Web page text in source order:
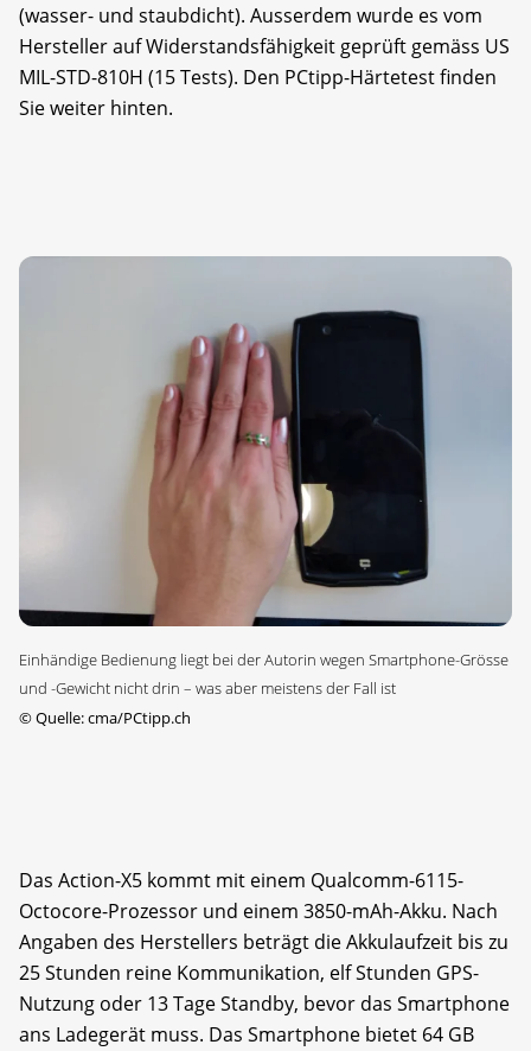
(wasser- und staubdicht). Ausserdem wurde es vom
Hersteller auf Widerstandsfähigkeit geprüft gemäss US
MIL-STD-810H (15 Tests). Den PCtipp-Härtetest finden
Sie weiter hinten.
Einhändige Bedienung liegt bei der Autorin wegen Smartphone-Grösse
und -Gewicht nicht drin – was aber meistens der Fall ist
©Quelle: cma/PCtipp.ch
Das Action-X5 kommt mit einem Qualcomm-6115-
Octocore-Prozessor und einem 3850-mAh-Akku. Nach
Angaben des Herstellers beträgt die Akkulaufzeit bis zu
25 Stunden reine Kommunikation, elf Stunden GPS-
Nutzung oder 13 Tage Standby, bevor das Smartphone
ans Ladegerät muss. Das Smartphone bietet 64 GB